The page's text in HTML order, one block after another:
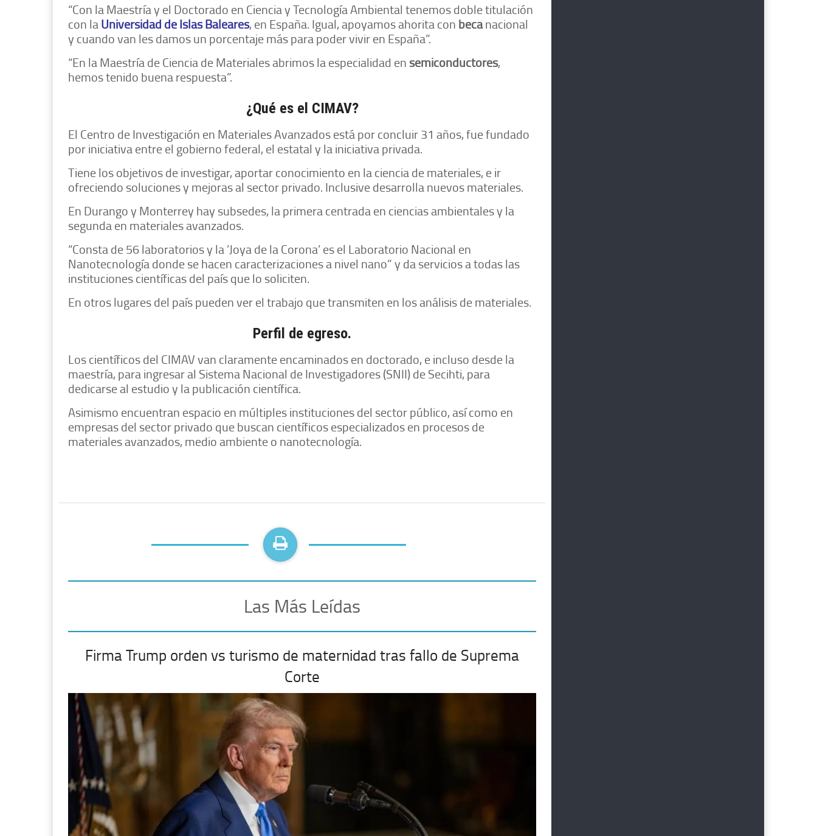
“Con la Maestría y el Doctorado en Ciencia y Tecnología Ambiental tenemos doble titulación
con laUniversidad de Islas Baleares, en España. Igual, apoyamos ahorita con becanacional
y cuando van les damos un porcentaje más para poder vivir en España”.
“En la Maestría de Ciencia de Materiales abrimos la especialidad en semiconductores,
hemos tenido buena respuesta”.
¿Qué es el CIMAV?
El Centro de Investigación en Materiales Avanzados está por concluir 31 años, fue fundado
por iniciativa entre el gobierno federal, el estatal y la iniciativa privada.
Tiene los objetivos de investigar, aportar conocimiento en la ciencia de materiales, e ir
ofreciendo soluciones y mejoras al sector privado. Inclusive desarrolla nuevos materiales.
En Durango y Monterrey hay subsedes, la primera centrada en ciencias ambientales y la
segunda en materiales avanzados.
“Consta de 56 laboratorios y la ’Joya de la Corona’ es el Laboratorio Nacional en
Nanotecnología donde se hacen caracterizaciones a nivel nano” y da servicios a todas las
instituciones científicas del país que lo soliciten.
En otros lugares del país pueden ver el trabajo que transmiten en los análisis de materiales.
Perfil de egreso.
Los científicos del CIMAV van claramente encaminados en doctorado, e incluso desde la
maestría, para ingresar al Sistema Nacional de Investigadores (SNII) de Secihti, para
dedicarse al estudio y la publicación científica.
Asimismo encuentran espacio en múltiples instituciones del sector público, así como en
empresas del sector privado que buscan científicos especializados en procesos de
materiales avanzados, medio ambiente o nanotecnología.
Las Más Leídas
Firma Trump orden vs turismo de maternidad tras fallo de Suprema
Corte